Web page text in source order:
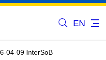
EN
04-09 InterSoB